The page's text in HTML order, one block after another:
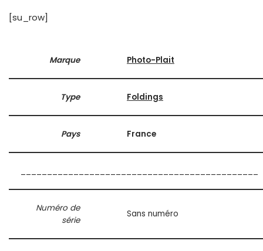
[su_row]
Marque Photo-Plait
Type Foldings
Pays France
Numéro de
série
Sans numéro